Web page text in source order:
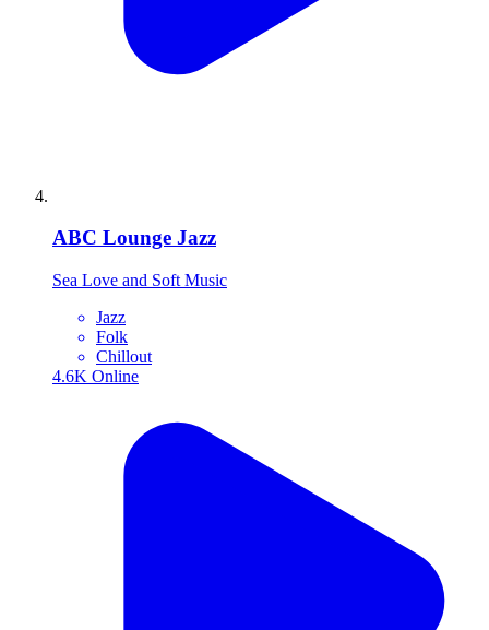
ABC Lounge Jazz
Sea Love and Soft Music
Jazz
Folk
Chillout
4.6K Online